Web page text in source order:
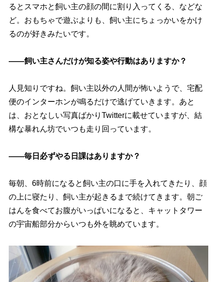
るとスマホと飼い主の顔の間に割り入ってくる、などな
ど。おもちゃで遊ぶよりも、飼い主にちょっかいをかけ
るのが好きみたいです。
――飼い主さんだけが知る姿や行動はありますか？
人見知りですね。飼い主以外の人間が怖いようで、宅配
便のインターホンが鳴るだけで逃げていきます。あと
は、おとなしい写真ばかりTwitterに載せていますが、結
構な暴れん坊でいつも走り回っています。
――毎日必ずやる日課はありますか？
毎朝、6時前になると飼い主の口に手を入れてきたり、顔
の上に寝たり、飼い主が起きるまで続けてきます。朝ご
はんを食べてお腹がいっぱいになると、キャットタワー
の宇宙船部分からいつも外を眺めています。